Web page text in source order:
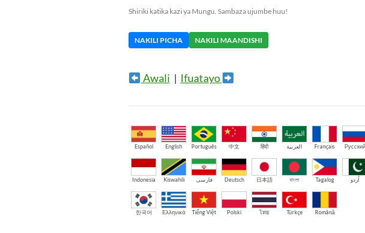
Shiriki katika kazi ya Mungu. Sambaza ujumbe huu!
NAKILI PICHA NAKILI MAANDISHI
Awali | Ifuatayo
Español English Português 中文 हिंदी العربية Français Русский
Indonesia Kiswahili فارسی Deutsch 日本語 বাংলা Tagalog اُردو
한국어 Ελληνικά Tiếng Việt Polski ไทย Türkçe Română